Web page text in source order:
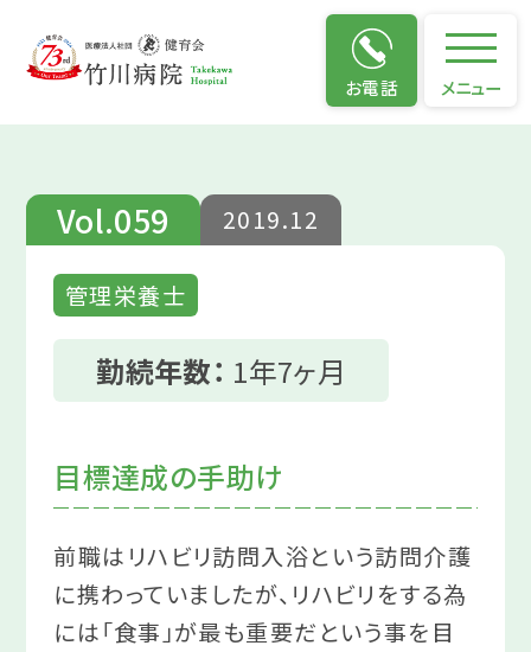
お電話 メニュー
仕事のやりがい
Vol.059 2019.12
管理栄養士
勤続年数： 1年7ヶ月
目標達成の手助け
前職はリハビリ訪問入浴という訪問介護
に携わっていましたが、リハビリをする為
には「食事」が最も重要だという事を目